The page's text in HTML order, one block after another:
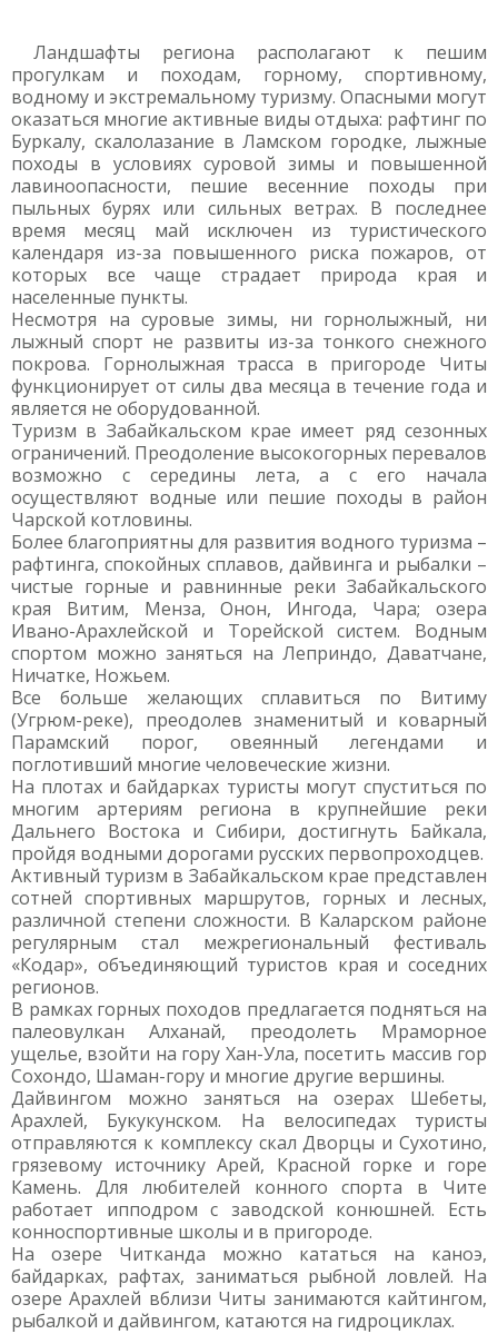
Ландшафты региона располагают к пешим
прогулкам и походам, горному, спортивному,
водному и экстремальному туризму. Опасными могут
оказаться многие активные виды отдыха: рафтинг по
Буркалу, скалолазание в Ламском городке, лыжные
походы в условиях суровой зимы и повышенной
лавиноопасности, пешие весенние походы при
пыльных бурях или сильных ветрах. В последнее
время месяц май исключен из туристического
календаря из-за повышенного риска пожаров, от
которых все чаще страдает природа края и
населенные пункты.
Несмотря на суровые зимы, ни горнолыжный, ни
лыжный спорт не развиты из-за тонкого снежного
покрова. Горнолыжная трасса в пригороде Читы
функционирует от силы два месяца в течение года и
является не оборудованной.
Туризм в Забайкальском крае имеет ряд сезонных
ограничений. Преодоление высокогорных перевалов
возможно с середины лета, а с его начала
осуществляют водные или пешие походы в район
Чарской котловины.
Более благоприятны для развития водного туризма –
рафтинга, спокойных сплавов, дайвинга и рыбалки –
чистые горные и равнинные реки Забайкальского
края Витим, Менза, Онон, Ингода, Чара; озера
Ивано-Арахлейской и Торейской систем. Водным
спортом можно заняться на Леприндо, Даватчане,
Ничатке, Ножьем.
Все больше желающих сплавиться по Витиму
(Угрюм-реке), преодолев знаменитый и коварный
Парамский порог, овеянный легендами и
поглотивший многие человеческие жизни.
На плотах и байдарках туристы могут спуститься по
многим артериям региона в крупнейшие реки
Дальнего Востока и Сибири, достигнуть Байкала,
пройдя водными дорогами русских первопроходцев.
Активный туризм в Забайкальском крае представлен
сотней спортивных маршрутов, горных и лесных,
различной степени сложности. В Каларском районе
регулярным стал межрегиональный фестиваль
«Кодар», объединяющий туристов края и соседних
регионов.
В рамках горных походов предлагается подняться на
палеовулкан Алханай, преодолеть Мраморное
ущелье, взойти на гору Хан-Ула, посетить массив гор
Сохондо, Шаман-гору и многие другие вершины.
Дайвингом можно заняться на озерах Шебеты,
Арахлей, Букукунском. На велосипедах туристы
отправляются к комплексу скал Дворцы и Сухотино,
грязевому источнику Арей, Красной горке и горе
Камень. Для любителей конного спорта в Чите
работает ипподром с заводской конюшней. Есть
конноспортивные школы и в пригороде.
На озере Читканда можно кататься на каноэ,
байдарках, рафтах, заниматься рыбной ловлей. На
озере Арахлей вблизи Читы занимаются кайтингом,
рыбалкой и дайвингом, катаются на гидроциклах.